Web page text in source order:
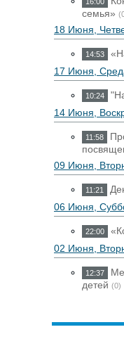
семья»
18 Июня,
14:53
17 Июня,
10:24
14 Июня,
11:58
09 Июня,
11:21
06 Июня,
22:00
02 Июня,
12:37
детей (0)